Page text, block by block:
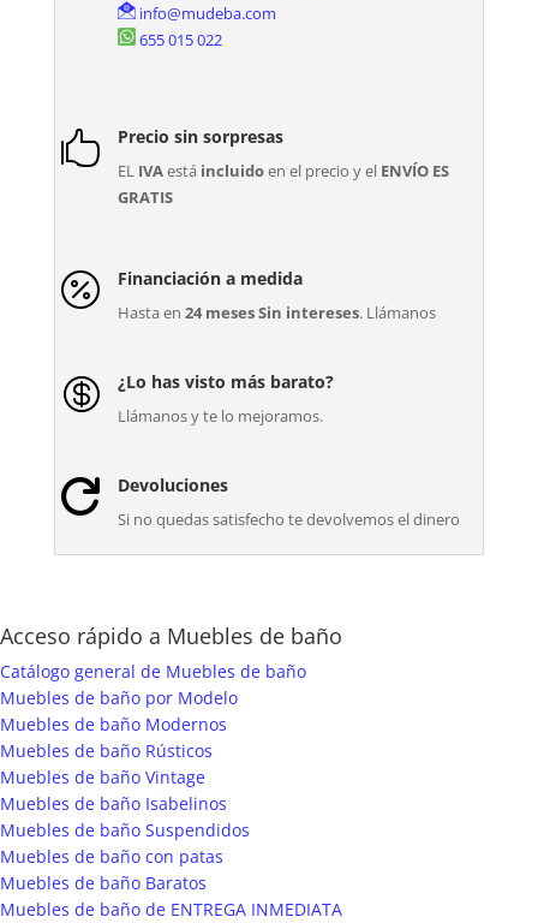
info@mudeba.com
655 015 022
 Precio sin sorpresas
EL IVAestá incluidoen el precio y el ENVÍO ES
GRATIS
 Financiación a medida
Hasta en 24 meses Sin intereses. Llámanos
 ¿Lo has visto más barato?
Llámanos y te lo mejoramos.
 Devoluciones
Si no quedas satisfecho te devolvemos el dinero
Acceso rápido a Muebles de baño
Catálogo general de Muebles de baño
Muebles de baño por Modelo
Muebles de baño Modernos
Muebles de baño Rústicos
Muebles de baño Vintage
Muebles de baño Isabelinos
Muebles de baño Suspendidos
Muebles de baño con patas
Muebles de baño Baratos
Muebles de baño de ENTREGA INMEDIATA